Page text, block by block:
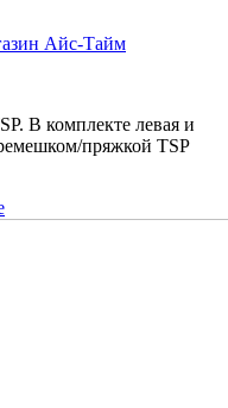
Айс-Тайм
В комплекте левая и
пряжкой TSP